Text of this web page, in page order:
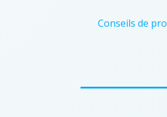
Conseils de